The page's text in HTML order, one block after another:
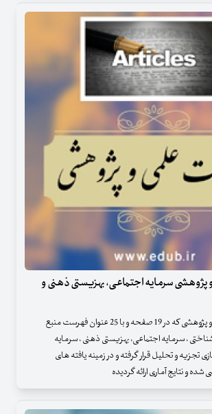
سرمایه اجتماعی، بهزیستی ذهنی و
در این مقاله علمی و پژوهشی که در 19 صفحه و با 25 عنوان فهرست منبع
، سرمایه اجتماعی، بهزیستی ذهنی ، سرمایه
تجزیه و تحلیل قرار گرفته و در زمینه یافته های
و نتایج آماری ارائه گردیده